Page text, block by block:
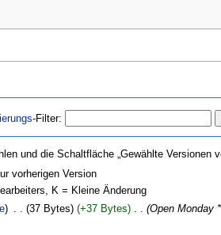
-Filter:
und die Schaltfläche „Gewählte Versionen
vorherigen Version
K = Kleine Änderung
) . . (37 Bytes) (+37 Bytes)‎ . . (Open Monday